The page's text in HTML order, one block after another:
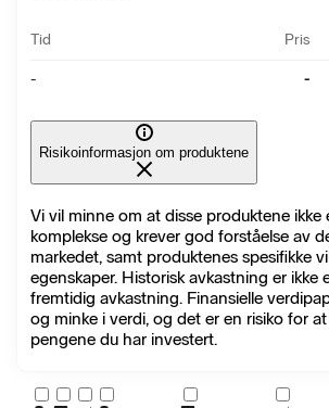
Tid Pris
- -
Risikoinformasjon om produktene
Vi vil minne om at disse produktene ikke
komplekse og krever god forståelse av
markedet, samt produktenes spesifikke
egenskaper. Historisk avkastning er ikke
fremtidig avkastning. Finansielle
og minke i verdi, og det er en risiko for
pengene du har investert.